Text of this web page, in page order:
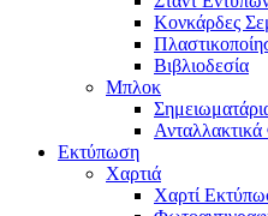
Κονκάρδες
Βιβλιοδεσία
Μπλοκ
Εκτύπωση
Χαρτιά
Χαρτί